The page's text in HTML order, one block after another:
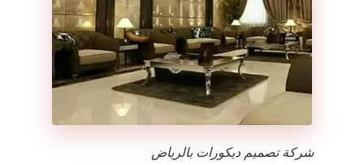
شركة تصميم ديكورات بالرياض